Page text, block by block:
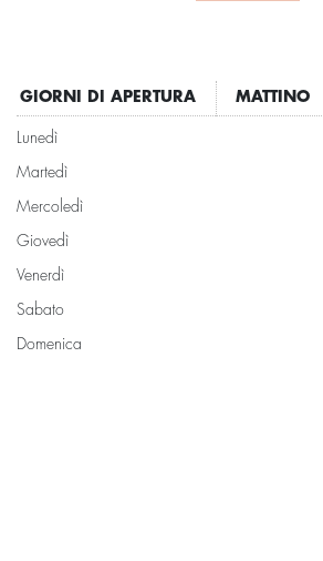
GIORNI DI APERTURA MATTINO
Lunedì
Martedì
Mercoledì
Giovedì
Venerdì
Sabato
Domenica